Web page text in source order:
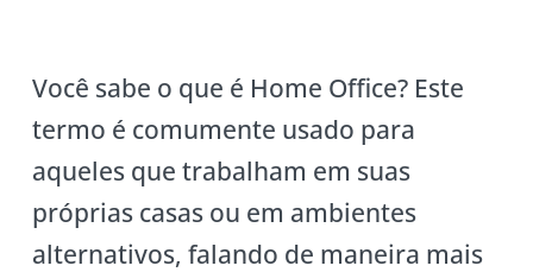
Você sabe o que é Home Office? Este
termo é comumente usado para
aqueles que trabalham em suas
próprias casas ou em ambientes
alternativos, falando de maneira mais